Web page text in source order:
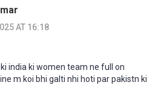
AT 16:18
india ki women team ne full on
m koi bhi galti nhi hoti par pakistn ki